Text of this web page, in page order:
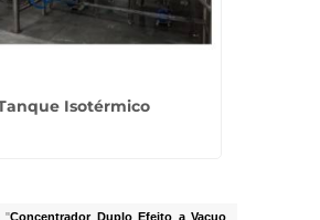
Isotérmico
"Concentrador Duplo Efeito a Vacuo